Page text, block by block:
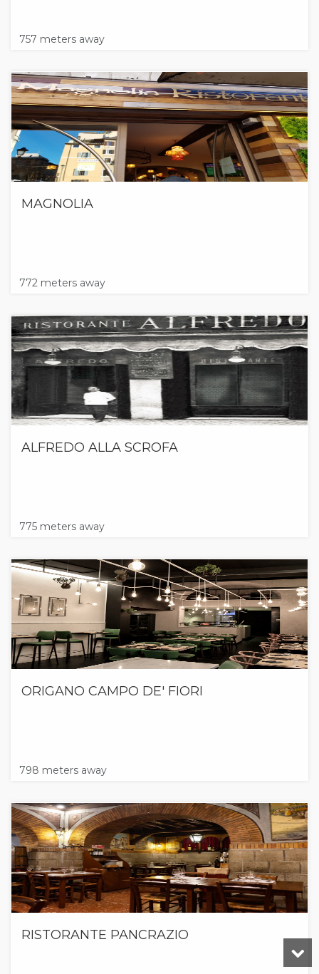
757 meters away
MAGNOLIA
772 meters away
ALFREDO ALLA SCROFA
775 meters away
ORIGANO CAMPO DE' FIORI
798 meters away
RISTORANTE PANCRAZIO